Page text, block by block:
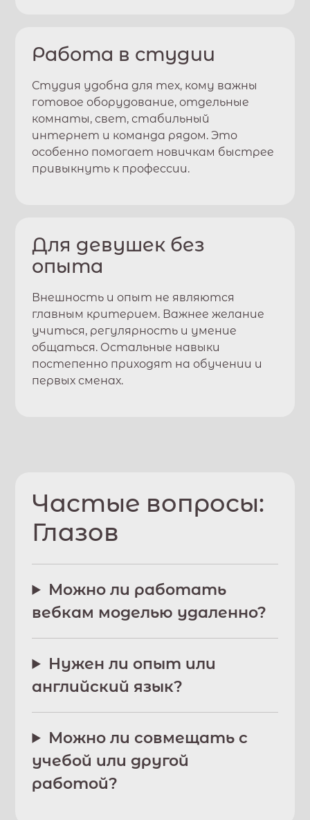
Работа в студии
Студия удобна для тех, кому важны
готовое оборудование, отдельные
комнаты, свет, стабильный
интернет и команда рядом. Это
особенно помогает новичкам быстрее
привыкнуть к профессии.
Для девушек без
опыта
Внешность и опыт не являются
главным критерием. Важнее желание
учиться, регулярность и умение
общаться. Остальные навыки
постепенно приходят на обучении и
первых сменах.
Частые вопросы:
Глазов
Можно ли работать
вебкам моделью удаленно?
Нужен ли опыт или
английский язык?
Можно ли совмещать с
учебой или другой
работой?